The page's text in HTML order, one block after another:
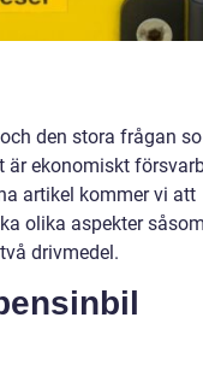
den stora frågan
är ekonomiskt
artikel kommer vi att
olika aspekter
drivmedel.